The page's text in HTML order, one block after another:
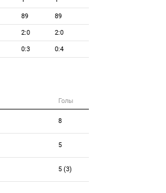
89 89
2:0 2:0
0:3 0:4
Голы
8
5
5 (3)